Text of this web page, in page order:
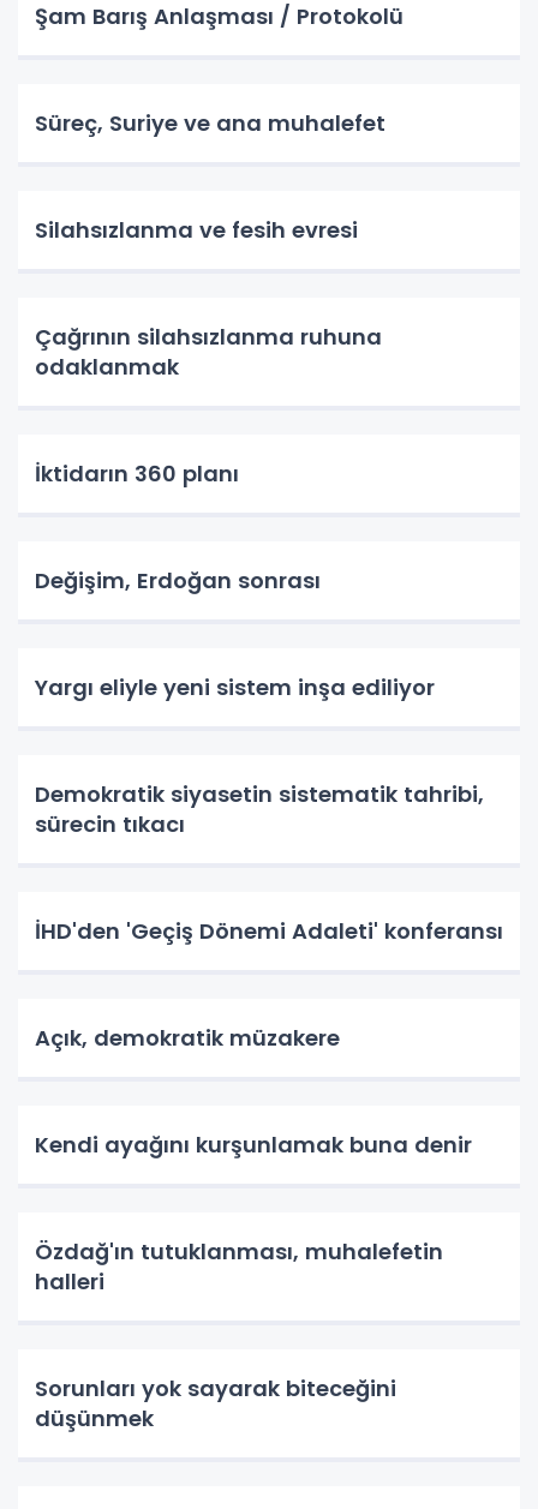
Şam Barış Anlaşması / Protokolü
Süreç, Suriye ve ana muhalefet
Silahsızlanma ve fesih evresi
Çağrının silahsızlanma ruhuna
odaklanmak
İktidarın 360 planı
Değişim, Erdoğan sonrası
Yargı eliyle yeni sistem inşa ediliyor
Demokratik siyasetin sistematik tahribi,
sürecin tıkacı
İHD'den 'Geçiş Dönemi Adaleti' konferansı
Açık, demokratik müzakere
Kendi ayağını kurşunlamak buna denir
Özdağ'ın tutuklanması, muhalefetin
halleri
Sorunları yok sayarak biteceğini
düşünmek